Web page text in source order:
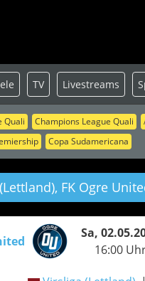
Quali Champions League Quali
Copa Sudamericana
TV Livestreams
FK Ogre
Sa,
16:00